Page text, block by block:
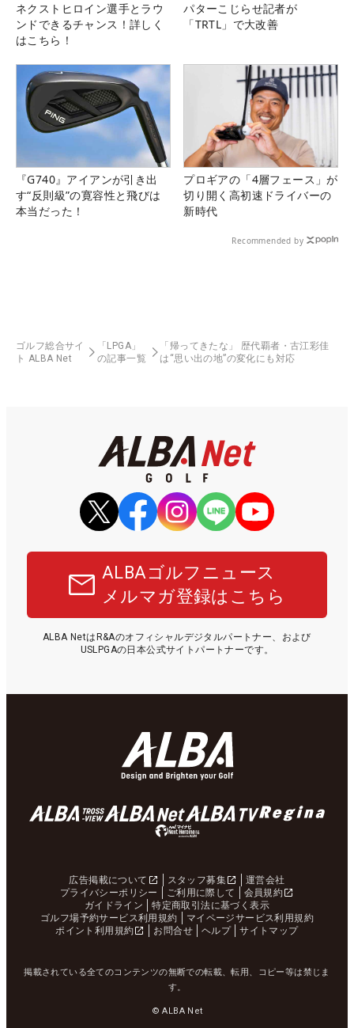
ネクストヒロイン選手とラウ
ンドできるチャンス！詳しく
はこちら！
パターこじらせ記者が
「TRTL」で大改善
『G740』アイアンが引き出
す“反則級”の寛容性と飛びは
本当だった！
プロギアの「4層フェース」が
切り開く高初速ドライバーの
新時代
Recommended by
ゴルフ総合サイ
ト ALBA Net
「LPGA」
の記事一覧
「帰ってきたな」 歴代覇者・古江彩佳
は“思い出の地”の変化にも対応
ALBAゴルフニュース
メルマガ登録はこちら
ALBA NetはR&Aのオフィシャルデジタルパートナー、および
USLPGAの日本公式サイトパートナーです。
広告掲載について スタッフ募集
運営会社
プライバシーポリシー
ご利用に際して
会員規約
ガイドライン
特定商取引法に基づく表示
ゴルフ場予約サービス利用規約
マイページサービス利用規約
ポイント利用規約
お問合せ ヘルプ サイトマップ
掲載されている全てのコンテンツの無断での転載、転用、コピー等は禁じま
す。
© ALBA Net